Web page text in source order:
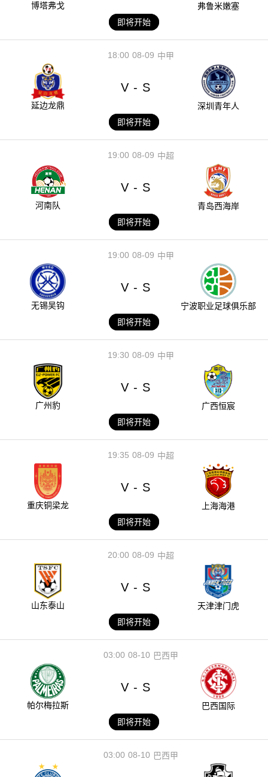
博塔弗戈
弗鲁米嫩塞
即将开始
08-09
18:00 中甲
延边龙鼎
V - S
深圳青年人
即将开始
08-09
19:00 中超
河南队
V - S
青岛西海岸
即将开始
08-09
19:00 中甲
无锡吴钩
V - S
宁波职业足球俱乐部
即将开始
08-09
19:30 中甲
广州豹
V - S
广西恒宸
即将开始
08-09
19:35 中超
重庆铜梁龙
V - S
上海海港
即将开始
08-09
20:00 中超
山东泰山
V - S
天津津门虎
即将开始
08-10
03:00 巴西甲
帕尔梅拉斯
V - S
巴西国际
即将开始
08-10
03:00 巴西甲